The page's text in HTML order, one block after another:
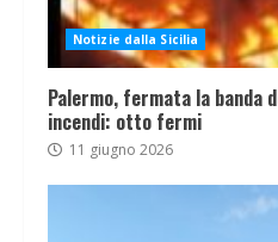
Notizie dalla Sicilia
Palermo, fermata la banda
incendi: otto fermi
11 giugno 2026